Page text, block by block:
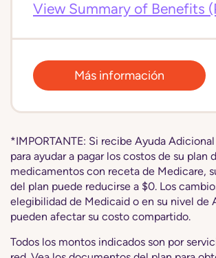
View Summary of Benefits
Más información
*IMPORTANTE: Si recibe Ayuda
para ayudar a pagar los costos de su plan
medicamentos con receta de Medicare,
del plan puede reducirse a $0. Los
elegibilidad de Medicaid o en su nivel de
pueden afectar su costo compartido.
Todos los montos indicados son por